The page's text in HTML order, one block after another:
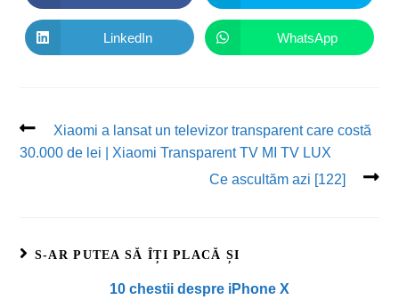
LinkedIn WhatsApp
Xiaomi a lansat un televizor transparent care costă
30.000 de lei | Xiaomi Transparent TV MI TV LUX
Ce ascultăm azi [122]
S-AR PUTEA SĂ ÎȚI PLACĂ ȘI
10 chestii despre iPhone X